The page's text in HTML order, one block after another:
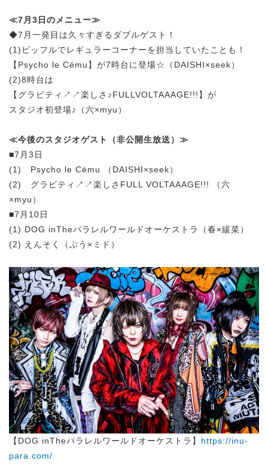
≪7月3日のメニュー≫
◆7月一発目は久々すぎるダブルゲスト！
(1)ビッフルでレギュラーコーナーを担当していたことも！
【Psycho le Cému】が7時台に登場☆（DAISHI×seek）
(2)8時台は
【グラビティ↗↗楽しさ♪FULLVOLTAAAGE!!!】が
スタジオ初登場♪（六×myu）
≪今後のスタジオゲスト（非公開生放送）≫
■7月3日
(1) Psycho le Cému （DAISHI×seek）
(2) グラビティ↗↗楽しさFULL VOLTAAAGE!!! （六
×myu）
■7月10日
(1) DOG inTheパラレルワールドオーケストラ（春×緩菜）
(2) えんそく（ぶう×ミド）
【DOG inTheパラレルワールドオーケストラ】 https://inu-
para.com/